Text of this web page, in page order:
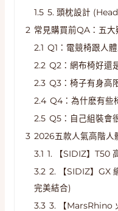
1.5 5. 頭枕設計
2 常見購買前QA：五大
2.1 Q1：電競椅跟人
2.2 Q2：網布椅好還
2.3 Q3：椅子有身高
2.4 Q4：為什麽有些
2.5 Q5：自己組裝會
3 2026五款人氣高階人
3.1 1. 【SIDIZ】T50
3.2 2. 【SIDIZ】GX
完美結合)
3.3 3. 【MarsRhino